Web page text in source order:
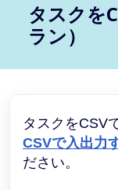
タスクを
ラン）
タスクをCSV
CSVで入出力
ださい。